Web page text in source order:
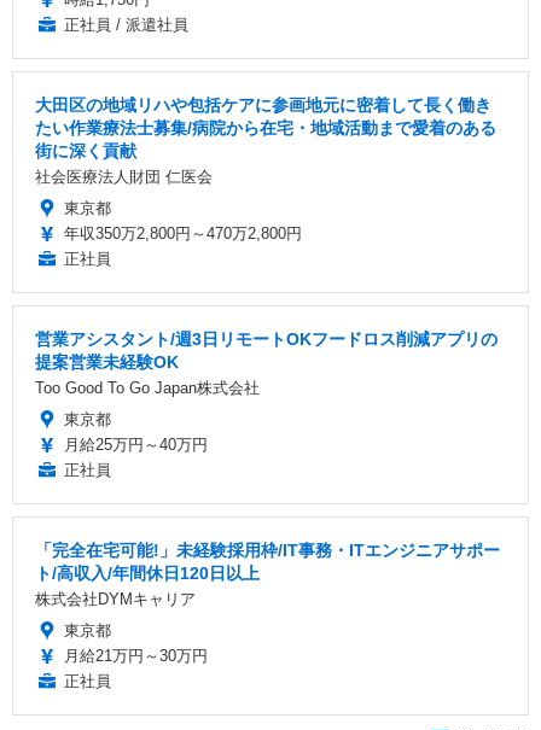
正社員 / 派遣社員
大田区の地域リハや包括ケアに参画地元に密着して長く働き
たい作業療法士募集/病院から在宅・地域活動まで愛着のある
街に深く貢献
社会医療法人財団 仁医会
東京都
年収350万2,800円～470万2,800円
正社員
営業アシスタント/週3日リモートOKフードロス削減アプリの
提案営業未経験OK
Too Good To Go Japan株式会社
東京都
月給25万円～40万円
正社員
「完全在宅可能!」未経験採用枠/IT事務・ITエンジニアサポー
ト/高収入/年間休日120日以上
株式会社DYMキャリア
東京都
月給21万円～30万円
正社員